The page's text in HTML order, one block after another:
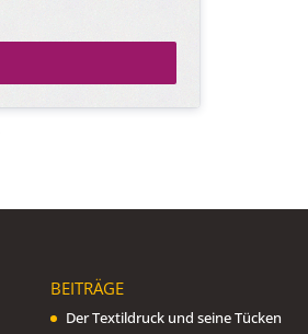
BEITRÄGE
Der Textildruck und seine Tücken